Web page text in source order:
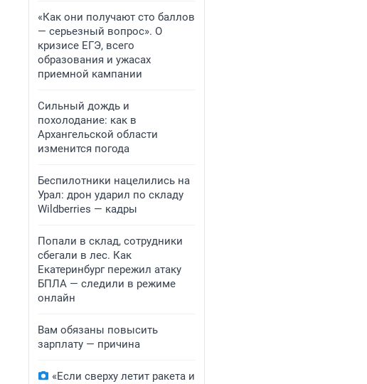
«Как они получают сто баллов
— серьезный вопрос». О
кризисе ЕГЭ, всего
образования и ужасах
приемной кампании
Сильный дождь и
похолодание: как в
Архангельской области
изменится погода
Беспилотники нацелились на
Урал: дрон ударил по складу
Wildberries — кадры
Попали в склад, сотрудники
сбегали в лес. Как
Екатеринбург пережил атаку
БПЛА — следили в режиме
онлайн
Вам обязаны повысить
зарплату — причина
«Если сверху летит ракета и